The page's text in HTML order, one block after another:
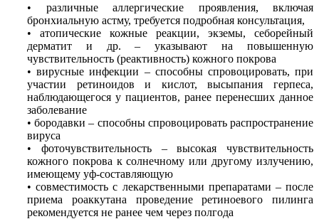
• различные аллергические проявления, включая
бронхиальную астму, требуется подробная консультация,
• атопические кожные реакции, экземы, себорейный
дерматит и др. – указывают на повышенную
чувствительность (реактивность) кожного покрова
• вирусные инфекции – способны спровоцировать, при
участии ретиноидов и кислот, высыпания герпеса,
наблюдающегося у пациентов, ранее перенесших данное
заболевание
• бородавки – способны спровоцировать распространение
вируса
• фоточувствительность – высокая чувствительность
кожного покрова к солнечному или другому излучению,
имеющему уф-составляющую
• совместимость с лекарственными препаратами – после
приема роаккутана проведение ретиноевого пилинга
рекомендуется не ранее чем через полгода